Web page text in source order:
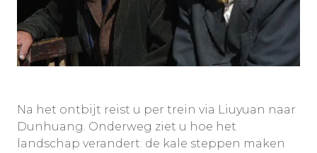
Na het ontbijt reist u per trein via Liuyuan naar
Dunhuang. Onderweg ziet u hoe het
landschap verandert: de kale steppen maken